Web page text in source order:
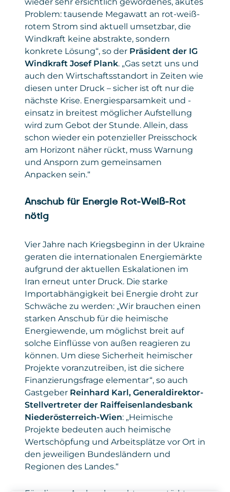
Problem: tausende Megawatt an rot-weiß-
rotem Strom sind aktuell umsetzbar, die
Windkraft keine abstrakte, sondern
konkrete Lösung“, so der Präsident der IG
Windkraft Josef Plank. „Gas setzt uns und
auch den Wirtschaftsstandort in Zeiten wie
diesen unter Druck – sicher ist oft nur die
nächste Krise. Energiesparsamkeit und -
einsatz in breitest möglicher Aufstellung
wird zum Gebot der Stunde. Allein, dass
schon wieder ein potenzieller Preisschock
am Horizont näher rückt, muss Warnung
und Ansporn zum gemeinsamen
Anpacken sein.“
Anschub für Energie Rot-Weiß-Rot
nötig
Vier Jahre nach Kriegsbeginn in der Ukraine
geraten die internationalen Energiemärkte
aufgrund der aktuellen Eskalationen im
Iran erneut unter Druck. Die starke
Importabhängigkeit bei Energie droht zur
Schwäche zu werden: „Wir brauchen einen
starken Anschub für die heimische
Energiewende, um möglichst breit auf
solche Einflüsse von außen reagieren zu
können. Um diese Sicherheit heimischer
Projekte voranzutreiben, ist die sichere
Finanzierungsfrage elementar“, so auch
Gastgeber Reinhard Karl, Generaldirektor-
Stellvertreter der Raiffeisenlandesbank
Niederösterreich-Wien: „Heimische
Projekte bedeuten auch heimische
Wertschöpfung und Arbeitsplätze vor Ort in
den jeweiligen Bundesländern und
Regionen des Landes.“